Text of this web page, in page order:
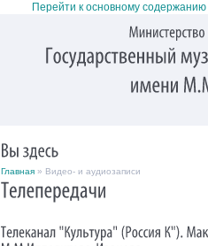
Перейти к основному содержанию
Главная » Видео- и аудиозаписи